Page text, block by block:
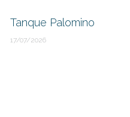
Tanque Palomino
17/07/2026